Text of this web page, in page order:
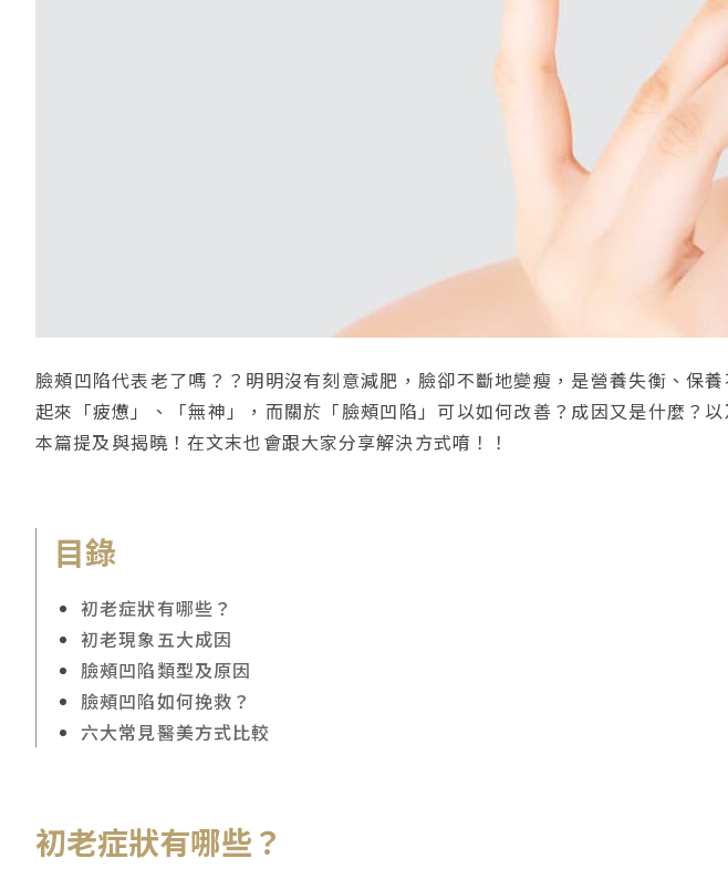
臉頰凹陷代表老了嗎？？明明沒有刻意減肥，臉卻不斷地變瘦，是營養失衡、保
起來「疲憊」、「無神」，而關於「臉頰凹陷」可以如何改善？成因又是什麼？
本篇提及與揭曉！在文末也會跟大家分享解決方式唷！！
目錄
初老症狀有哪些？
初老現象五大成因
臉頰凹陷類型及原因
臉頰凹陷如何挽救？
六大常見醫美方式比較
初老症狀有哪些？